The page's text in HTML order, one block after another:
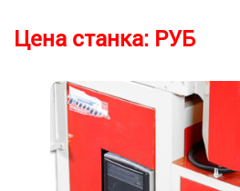
Цена станка: РУБ